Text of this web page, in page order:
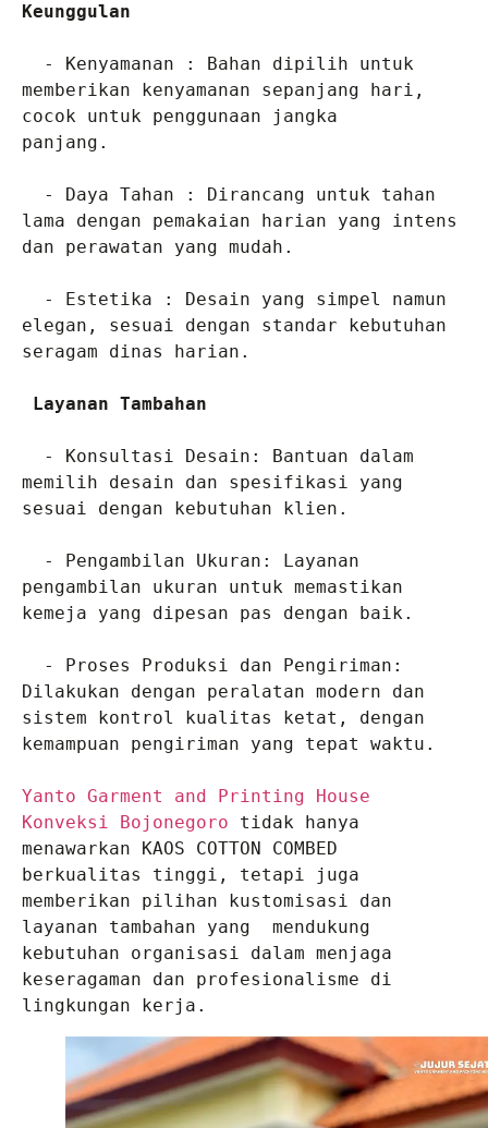
Keunggulan
memberikan kenyamanan sepanjang hari,
cocok untuk penggunaan jangka
panjang.
lama dengan pemakaian harian yang intens
dan perawatan yang mudah.
elegan, sesuai dengan standar kebutuhan
seragam dinas harian.
Layanan Tambahan
memilih desain dan spesifikasi yang
sesuai dengan kebutuhan klien.
pengambilan ukuran untuk memastikan
kemeja yang dipesan pas dengan baik.
Dilakukan dengan peralatan modern dan
sistem kontrol kualitas ketat, dengan
kemampuan pengiriman yang tepat waktu.
Yanto Garment and Printing House
Konveksi Bojonegoro tidak hanya
menawarkan KAOS COTTON COMBED
berkualitas tinggi, tetapi juga
memberikan pilihan kustomisasi dan
layanan tambahan yang  mendukung
kebutuhan organisasi dalam menjaga
keseragaman dan profesionalisme di
lingkungan kerja.